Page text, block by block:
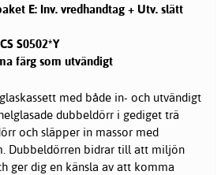
E: Inv. vredhandtag + Utv. slätt
S0502*Y
färg som utvändigt
med både in- och utvändigt
dubbeldörr i gediget trä
och släpper in massor med
Dubbeldörren bidrar till att miljön
ger dig en känsla av att komma